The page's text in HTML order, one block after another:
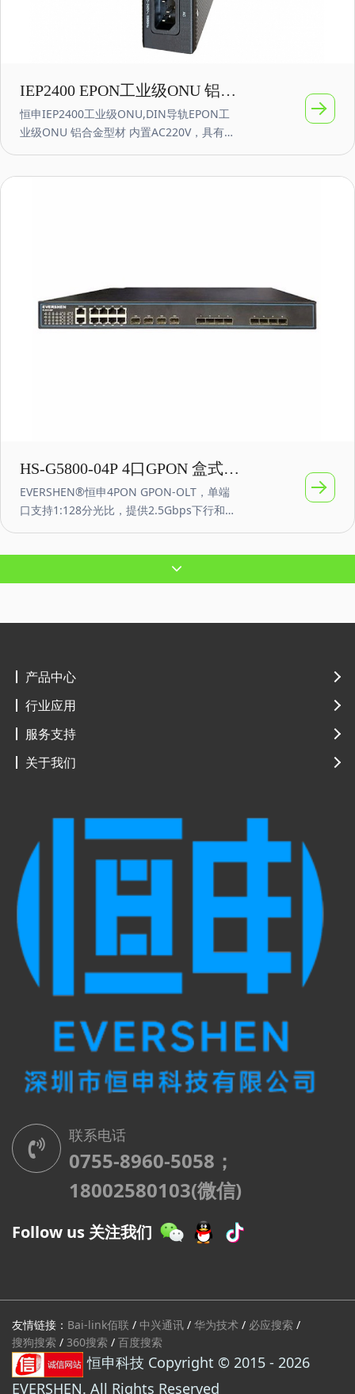
IEP2400 EPON工业级ONU 铝合
金DIN导轨式 内置AC220V
恒申IEP2400工业级ONU,DIN导轨EPON工
业级ONU 铝合金型材 内置AC220V，具有良
HS-G5800-04P 4口GPON 盒式小
型OLT 10G万兆上联
EVERSHEN®恒申4PON GPON-OLT，单端
口支持1:128分光比，提供2.5Gbps下行和
纤接入、视频监控网络、企业局域网、物联
网等网络应用，具有很高的性价比。
联系电话
0755-8960-5058；
18002580103(微信)
产品中心
行业应用
服务支持
关于我们
Follow us 关注我们
友情链接： Bai-link佰联 / 中兴通讯 / 华为技术 / 必应搜索 /
搜狗搜索 / 360搜索 / 百度搜索
恒申科技 Copyright © 2015 - 2026
EVERSHEN. All Rights Reserved